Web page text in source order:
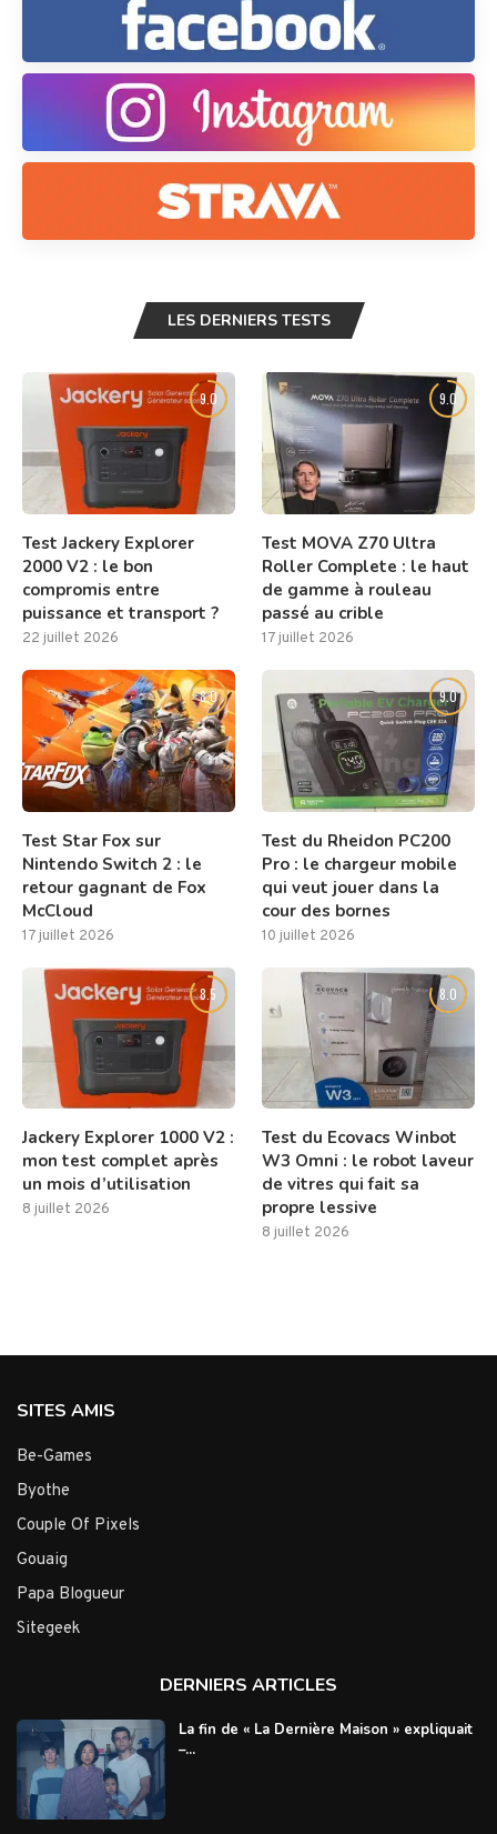
LES DERNIERS TESTS
9.0
Test Jackery Explorer
2000 V2 : le bon
compromis entre
puissance et transport ?
22 juillet 2026
9.0
Test MOVA Z70 Ultra
Roller Complete : le haut
de gamme à rouleau
passé au crible
17 juillet 2026
8.0
Test Star Fox sur
Nintendo Switch 2 : le
retour gagnant de Fox
McCloud
17 juillet 2026
9.0
Test du Rheidon PC200
Pro : le chargeur mobile
qui veut jouer dans la
cour des bornes
10 juillet 2026
8.5
Jackery Explorer 1000 V2 :
mon test complet après
un mois d’utilisation
8 juillet 2026
8.0
Test du Ecovacs Winbot
W3 Omni : le robot laveur
de vitres qui fait sa
propre lessive
8 juillet 2026
SITES AMIS
Be-Games
Byothe
Couple Of Pixels
Gouaig
Papa Blogueur
Sitegeek
DERNIERS ARTICLES
La fin de « La Dernière Maison » expliquait
–...